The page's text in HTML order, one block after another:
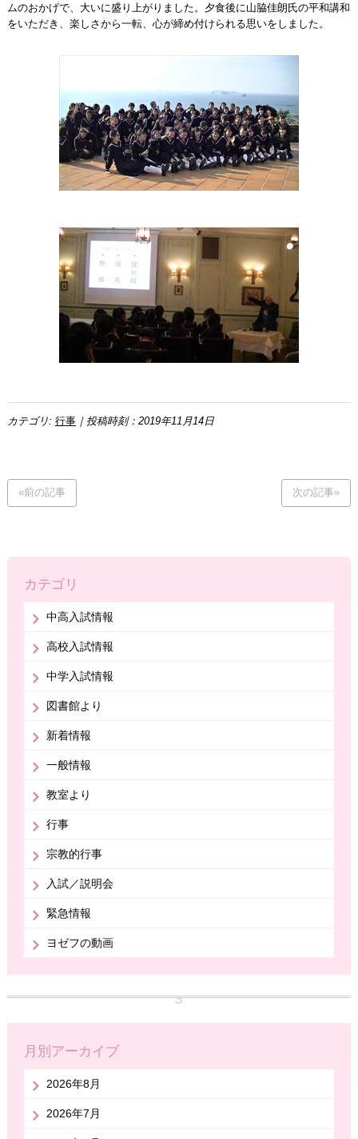
ムのおかげで、大いに盛り上がりました。夕食後に山脇佳朗氏の平和講和
をいただき、楽しさから一転、心が締め付けられる思いをしました。
カテゴリ: 行事｜投稿時刻：2019年11月14日
«前の記事 次の記事»
カテゴリ
中高入試情報
高校入試情報
中学入試情報
図書館より
新着情報
一般情報
教室より
行事
宗教的行事
入試／説明会
緊急情報
ヨゼフの動画
月別アーカイブ
2026年8月
2026年7月